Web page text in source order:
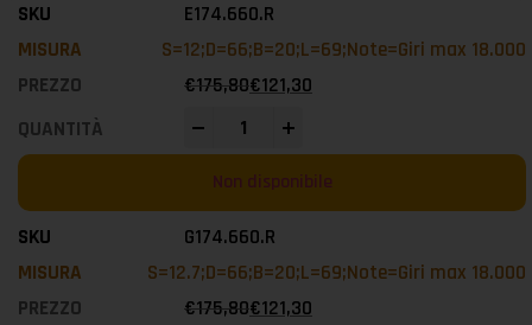
E174.660.R
S=12;D=66;B=20;L=69;Note=Giri max 18.000
€175,80€121,30
Non disponibile
G174.660.R
S=12.7;D=66;B=20;L=69;Note=Giri max 18.000
€175,80€121,30